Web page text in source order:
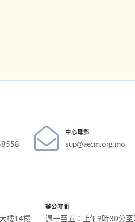
中心電郵
sup@aecm.org.mo
樓14樓
辦公時間
週一至五：上午9時30分至